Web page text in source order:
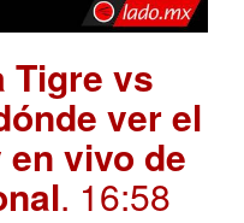
Tigre vs
ver el
vivo de
. 16:58